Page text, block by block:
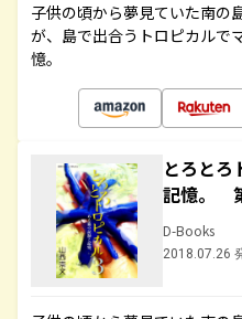
子供の頃から夢見ていた南の
が、島で出合うトロピカルで
憶。
とろと
記憶。
D-Books
2018.07.26